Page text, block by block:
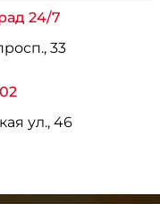
24/7
33
ул., 46